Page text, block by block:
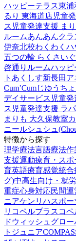
ハッピーテラス東浦
るり 東海道店児童
ス 児童発達支援 ま
ルームあんあんクラ
伊奈北校わくわく
五つの輪 らくさい
啓通りルームハッピ
トあくしす新長田 ア
Cum’Cumじゆうち
デイサービス 児童
ス 児童発達支援 ラ
まりも 大久保教室
ニールシュシュ
特徴から探す
理学療法言語療法作
支援運動療育・スポ
育英語療育感覚統合
グ)中高生向け・就
重症心身対応民間運
ニアケンリハスポー
リ コペルプラス コ
ドウィッシュ グロー
トジュニア